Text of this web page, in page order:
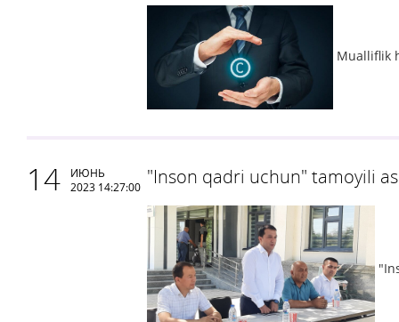
Mualliflik
14
ИЮНЬ
2023 14:27:00 "Inson qadri uchun" tamoyili